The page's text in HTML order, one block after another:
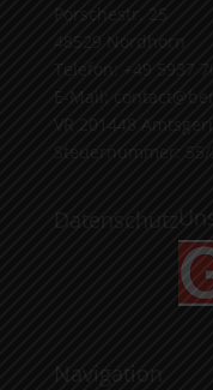
Porschestr. 25
48529 Nordhorn
Telefon: +49 5937
E-Mail:
VR 201448
Steuernummer:
Datenschutz
Navigation